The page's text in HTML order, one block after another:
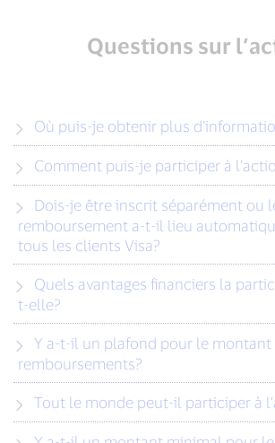
Questions sur
Où puis-je obtenir plus
Comment puis-je participer à
remboursement a-t-il lieu
tous les clients Visa?
t-elle?
remboursements?
Tout le monde peut-il participer à